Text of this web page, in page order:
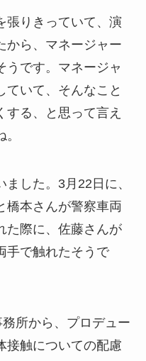
張りきっていて、演
から、マネージャー
うです。マネージャ
ていて、そんなこと
する、と思って言え
した。3月22日に、
橋本さんが警察車両
た際に、佐藤さんが
手で触れたそうで
所から、プロデュー
接触についての配慮